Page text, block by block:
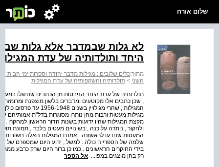
שלום אורח
היחד ותולדותיה של עדת
מתוך:כלים שלובים : מגילות מדבר יהודה וספרות ימי הבית
השני > תולדותיה והשקפותיה של עדת המגילות
תולדותיה של עדת היחד הניבטות מן הכתבים שנתגלו
, שכן כתבים אלו מקוטעים ומדברים בלשון מוצפנת
המגילות , שהרי
מגילות מעטות ורבות מהן נותרו מסוגרות בדל"ת
מקצת המגילות שהיו ידועות בשנות הדור הראשון למחקרן .
ולחקור , נותרה על כנה , בשינויים מעטים בלבד , תמונת
המעטות שנודעו לראשונה . אמנם המגילות האלה חשובות
שלמה של הספרייה כולה . למשל , ידוע היום שמספרם של
בידי החוקרים הראשונים . כמו כן ברור היום שרק כרבע
רק בהן מוצגים במפו... אל הספר